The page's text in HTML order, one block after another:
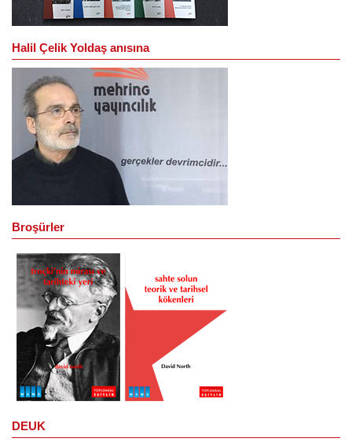
Halil Çelik Yoldaş anısına
Broşürler
DEUK